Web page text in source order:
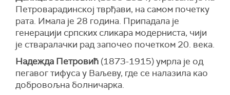
Петроварадинској тврђави, на самом почетку
рата. Имала је 28 година. Припадала је
генерацији српских сликара модерниста, чији
је стваралачки рад започео почетком 20. века.
Надежда Петровић (1873-1915) умрла је од
пегавог тифуса у Ваљеву, где се налазила као
добровољна болничарка.